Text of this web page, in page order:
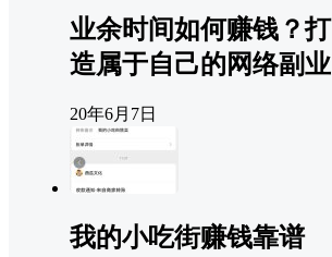
业余时间如何赚钱？打
造属于自己的网络副业
20年6月7日
我的小吃街赚钱靠谱